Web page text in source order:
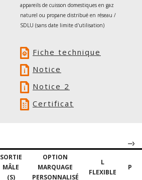
appareils de cuisson domestiques en gaz
naturel ou propane distribué en réseau /
SDLU (sans date limite d'utilisation)
Fiche technique
Notice
Notice 2
Certificat
SORTIE
MÂLE
(S)
OPTION
MARQUAGE
PERSONNALISÉ
L
FLEXIBLE
P